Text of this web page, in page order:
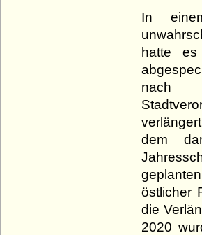
In
hatte
nach
dem
östlicher
die
2020